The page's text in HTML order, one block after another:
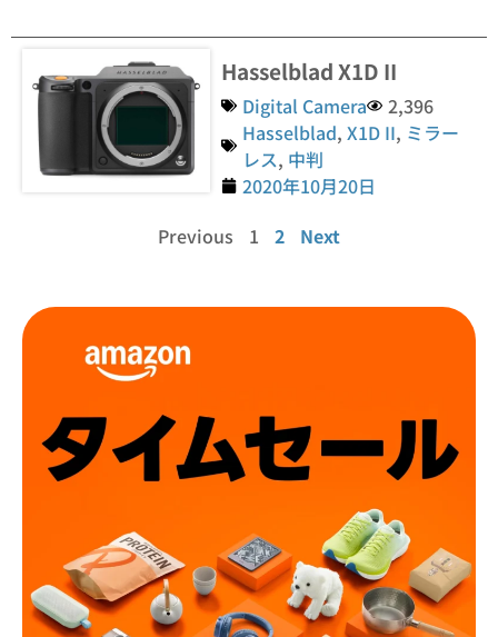
Hasselblad X1D II
Digital Camera
2,396
Hasselblad,X1D II, ミラー
レス, 中判
2020年10月20日
Previous
1 2 Next